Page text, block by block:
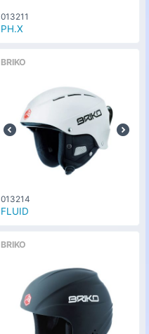
013211
PH.X
BRIKO
013214
FLUID
BRIKO